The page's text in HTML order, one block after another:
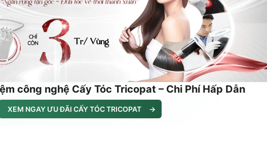
công nghệ Cấy Tóc Tricopat – Chi Phí Hấp Dẫn
XEM NGAY ƯU ĐÃI CẤY TÓC TRICOPAT →